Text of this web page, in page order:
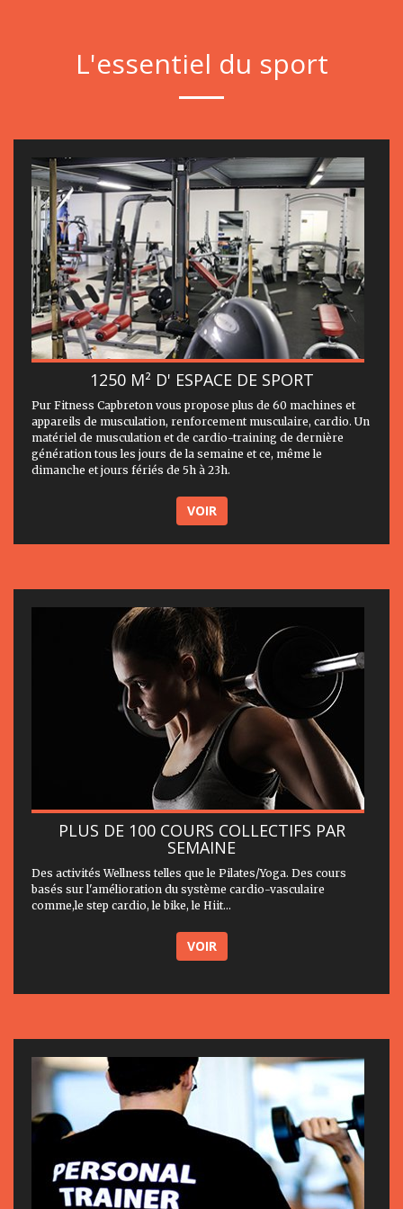
L'essentiel du sport
1250 M² D' ESPACE DE SPORT
Pur Fitness Capbreton vous propose plus de 60 machines et
appareils de musculation, renforcement musculaire, cardio. Un
matériel de musculation et de cardio-training de dernière
génération tous les jours de la semaine et ce, même le
dimanche et jours fériés de 5h à 23h.
VOIR
PLUS DE 100 COURS COLLECTIFS PAR
SEMAINE
Des activités Wellness telles que le Pilates/Yoga. Des cours
basés sur l'amélioration du système cardio-vasculaire
comme,le step cardio, le bike, le Hiit...
VOIR